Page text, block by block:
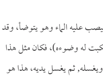
عليه الماء وهو يتوضأ، وقد
له وضوءه)، فكان مثل هذا
ثم يغسل يديه، هذا هو